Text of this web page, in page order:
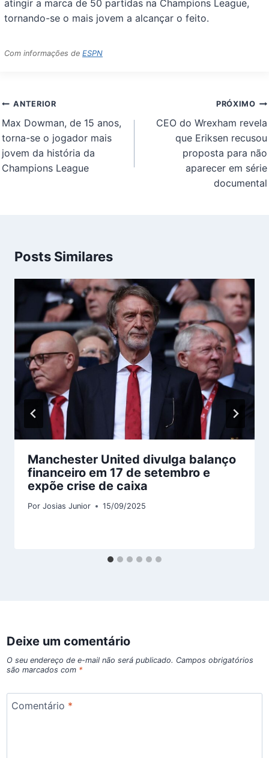
atingir a marca de 50 partidas na Champions League,
tornando-se o mais jovem a alcançar o feito.
Com informações deESPN
Navegação
de
Post
ANTERIOR
Max Dowman, de 15 anos,
torna-se o jogador mais
jovem da história da
Champions League
PRÓXIMO
CEO do Wrexham revela
que Eriksen recusou
proposta para não
aparecer em série
documental
Posts Similares
Manchester United divulga balanço
financeiro em 17 de setembro e
expõe crise de caixa
Por Josias Junior 15/09/2025
Deixe um comentário
O seu endereço de e-mail não será publicado. Campos obrigatórios
são marcados com *
Comentário *